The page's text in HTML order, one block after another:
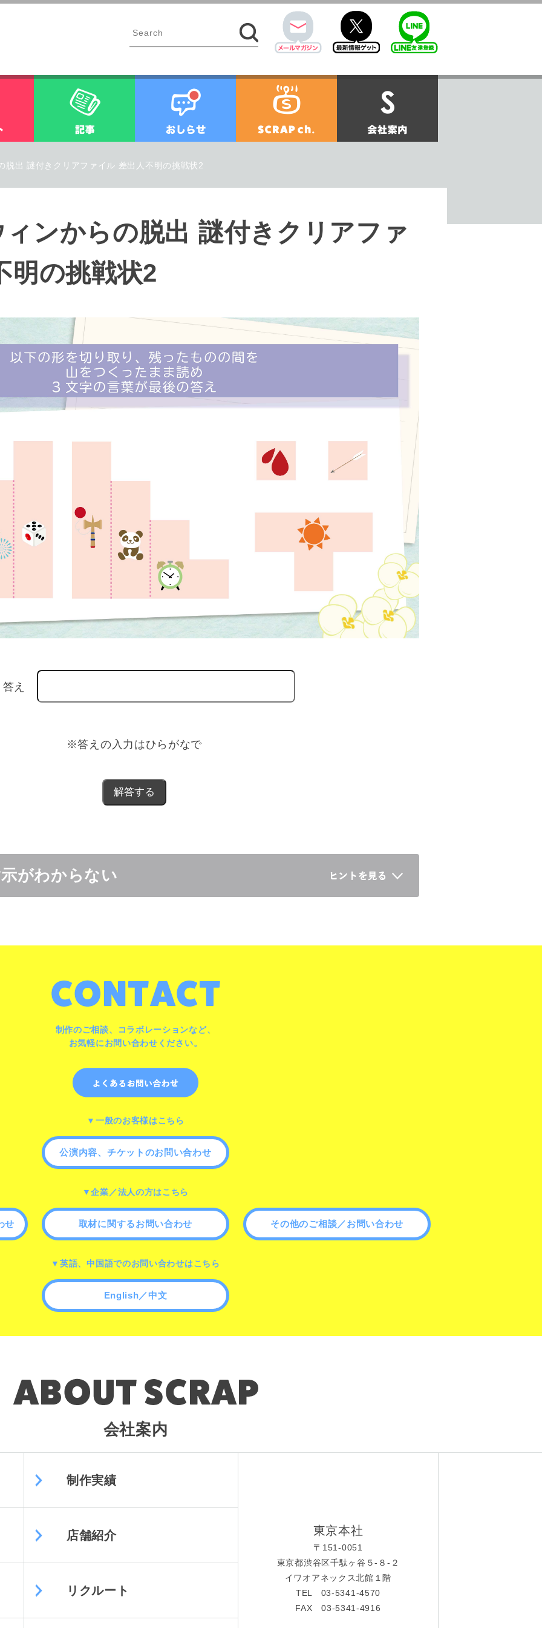
twitter
イベント 記事 お知らせ 会社案内
脱出 謎付きクリアファイル 差出人不明の挑戦状2
ンからの脱出 謎付きクリアファ
明の挑戦状2
※答えの入力はひらがなで
がわからない
制作のご相談、コラボレーションなど、
お気軽にお問い合わせください。
▼一般のお客様はこちら
公演内容、チケットのお問い合わせ
▼企業／法人の方はこちら
せ 取材に関するお問い合わせ その他のご相談／お問い合わせ
▼英語、中国語でのお問い合わせはこちら
English／中文
会社案内
制作実績
店舗紹介
リクルート
東京本社
〒151-0051
東京都渋谷区千駄ヶ谷５-８-２
イワオアネックス北館１階
TEL 03-5341-4570
FAX 03-5341-4916